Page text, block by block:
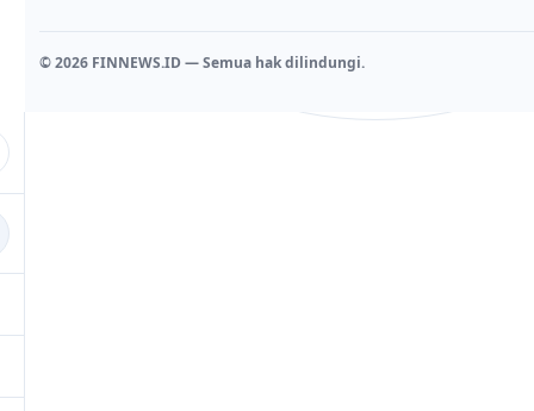
© 2026 FINNEWS.ID — Semua hak dilindungi.